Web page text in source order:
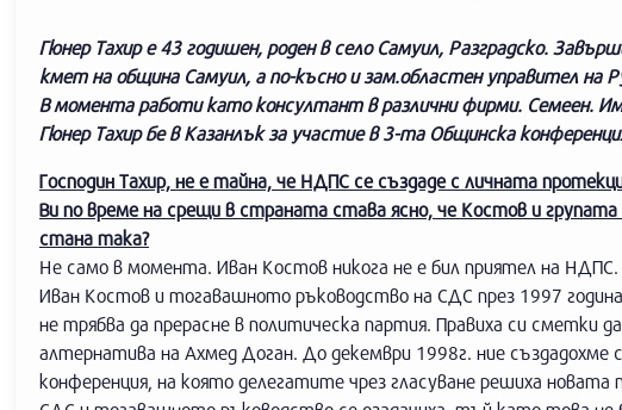
Гюнер Тахир е 43 годишен, роден в село Самуил, Разградско.
кмет на община Самуил, а по-късно и зам.областен управител
В момента работи като консултант в различни фирми. Семеен.
Гюнер Тахир бе в Казанлък за участие в 3-та Общинска
Господин Тахир, не е тайна, че НДПС се създаде с личната
Ви по време на срещи в страната става ясно, че Костов и
стана така?
Не само в момента. Иван Костов никога не е бил приятел на
Иван Костов и тогавашното ръководство на СДС през 1997
не трябва да прерасне в политическа партия. Правиха си сметки
алтернатива на Ахмед Доган. До декември 1998г. ние
конференция, на която делегатите чрез гласуване решиха новата